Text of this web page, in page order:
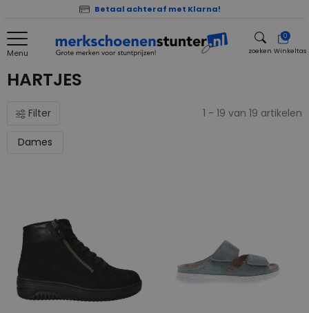
Betaal achteraf met Klarna!
Menu zoeken
0
Winkeltas
HARTJES
Filter 1 - 19 van 19 artikelen
Dames